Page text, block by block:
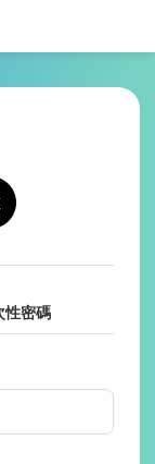
性密碼